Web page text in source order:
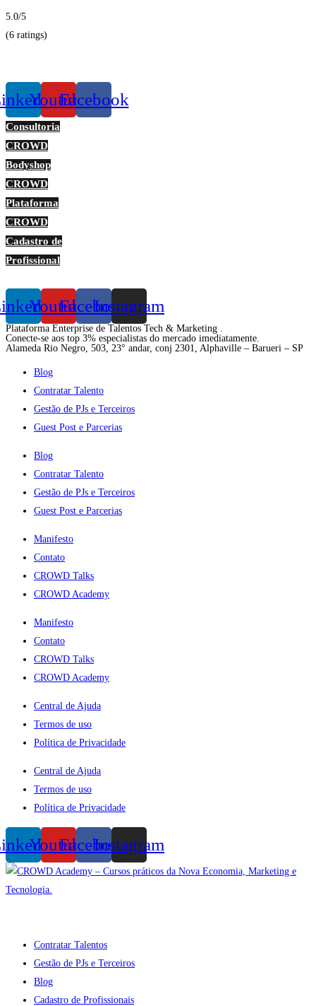
5.0/5
(6 ratings)
YoutubeFacebook
Consultoria
CROWD
Bodyshop
CROWD
Plataforma
CROWD
Cadastro de
Profissional
YoutubeFacebookInstagram
Plataforma Enterprise de Talentos Tech & Marketing .
Conecte-se aos top 3% especialistas do mercado imediatamente.
Alameda Rio Negro, 503, 23° andar, conj 2301, Alphaville – Barueri – SP
Blog
Contratar Talento
Gestão de PJs e Terceiros
Guest Post e Parcerias
Blog
Contratar Talento
Gestão de PJs e Terceiros
Guest Post e Parcerias
Manifesto
Contato
CROWD Talks
CROWD Academy
Manifesto
Contato
CROWD Talks
CROWD Academy
Central de Ajuda
Termos de uso
Política de Privacidade
Central de Ajuda
Termos de uso
Política de Privacidade
YoutubeFacebookInstagram
Contratar Talentos
Gestão de PJs e Terceiros
Blog
Cadastro de Profissionais